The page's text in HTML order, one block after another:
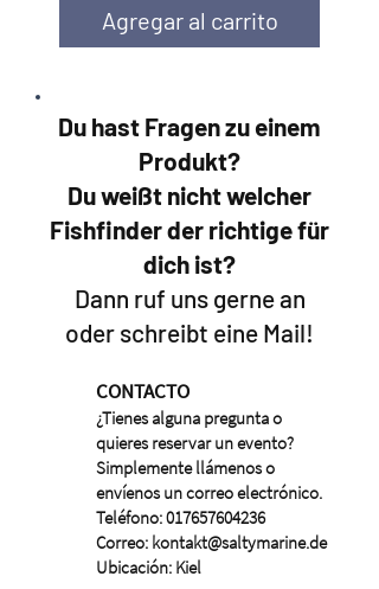
Agregar al carrito
Du hast Fragen zu einem
Produkt?
Du weißt nicht welcher
Fishfinder der richtige für
dich ist?
Dann ruf uns gerne an
oder schreibt eine Mail!
CONTACTO
¿Tienes alguna pregunta o
quieres reservar un evento?
Simplemente llámenos o
envíenos un correo electrónico.
Teléfono:017657604236
Correo: kontakt@saltymarine.de
Ubicación: Kiel